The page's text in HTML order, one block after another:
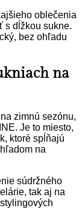
oblečenia
s dĺžkou sukne.
bez ohľadu
na
zimnú sezónu,
Je to miesto,
ktoré spĺňajú
na
súdržného
tak aj na